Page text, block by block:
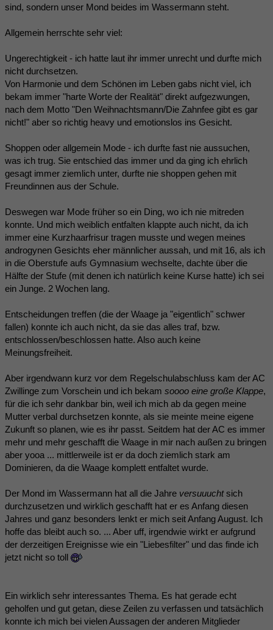
sind, sondern unser Mond beides im Wassermann steht.
Allgemein herrschte sehr viel:
Ungerechtigkeit - ich hatte laut ihr immer unrecht und durfte mich
nicht durchsetzen.
Von Harmonie und dem Schönen im Leben gabs nicht viel, ich
bekam immer "harte Worte der Realität" direkt aufgezwungen,
nach dem Motto "Den Weihnachtsmann/Die Zahnfee gibt es gar
nicht!" aber so richtig heavy und emotionslos ins Gesicht.
Shoppen oder allgemein Mode - ich durfte fast nie aussuchen,
was ich trug. Sie entschied das immer und da ging ich ehrlich
gesagt immer ziemlich unter, durfte nie shoppen gehen mit
Freundinnen aus der Schule.
Deswegen war Mode früher so ein Ding, wo ich nie mitreden
konnte. Und mich weiblich entfalten klappte auch nicht, da ich
immer eine Kurzhaarfrisur tragen musste und wegen meines
androgynen Gesichts eher männlicher aussah, und mit 16, als ich
in die Oberstufe aufs Gymnasium wechselte, dachte über die
Hälfte der Stufe (mit denen ich natürlich keine Kurse hatte) ich sei
ein Junge. 2 Wochen lang.
Entscheidungen treffen (die der Waage ja "eigentlich" schwer
fallen) konnte ich auch nicht, da sie das alles traf, bzw.
entschlossen/beschlossen hatte. Also auch keine
Meinungsfreiheit.
Aber irgendwann kurz vor dem Regelschulabschluss kam der AC
Zwillinge zum Vorschein und ich bekam soooo eine große Klappe,
für die ich sehr dankbar bin, weil ich mich ab da gegen meine
Mutter verbal durchsetzen konnte, als sie meinte meine eigene
Zukunft so planen, wie es ihr passt. Seitdem hat der AC es immer
mehr und mehr geschafft die Waage in mir nach außen zu bringen
aber yooa ... mittlerweile ist er da doch ziemlich stark am
Dominieren, da die Waage komplett entfaltet wurde.
Der Mond im Wassermann hat all die Jahre versuuuchtsich
durchzusetzen und wirklich geschafft hat er es Anfang diesen
Jahres und ganz besonders lenkt er mich seit Anfang August. Ich
hoffe das bleibt auch so. ... Aber uff, irgendwie wirkt er aufgrund
der derzeitigen Ereignisse wie ein "Liebesfilter" und das finde ich
jetzt nicht so toll
Ein wirklich sehr interessantes Thema. Es hat gerade echt
geholfen und gut getan, diese Zeilen zu verfassen und tatsächlich
konnte ich mich bei vielen Aussagen der anderen Mitglieder